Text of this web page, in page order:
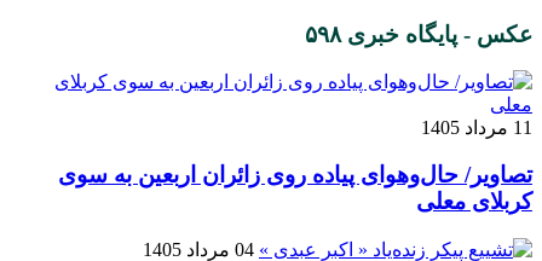
عکس - پایگاه خبری ۵۹۸
11 مرداد 1405
تصاویر/ حال‌وهوای پیاده‌ روی زائران اربعین به سوی
کربلای معلی
04 مرداد 1405